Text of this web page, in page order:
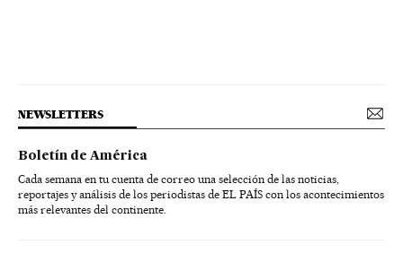
NEWSLETTERS
Boletín de América
Cada semana en tu cuenta de correo una selección de las noticias,
reportajes y análisis de los periodistas de EL PAÍS con los acontecimientos
más relevantes del continente.